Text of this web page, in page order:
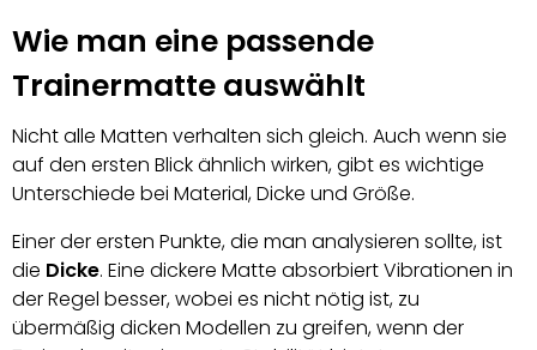
Wie man eine passende
Trainermatte auswählt
Nicht alle Matten verhalten sich gleich. Auch wenn sie
auf den ersten Blick ähnlich wirken, gibt es wichtige
Unterschiede bei Material, Dicke und Größe.
Einer der ersten Punkte, die man analysieren sollte, ist
die Dicke. Eine dickere Matte absorbiert Vibrationen in
der Regel besser, wobei es nicht nötig ist, zu
übermäßig dicken Modellen zu greifen, wenn der